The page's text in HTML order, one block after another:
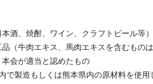
対
酒、焼酎、ワイン、クラフトビール等）
（牛肉エキス、馬肉エキスを含むものは
会が適当と認めたもの
製造もしくは熊本県内の原材料を使用